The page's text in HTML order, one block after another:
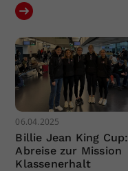
06.04.2025
Billie Jean King Cup:
Abreise zur Mission
Klassenerhalt